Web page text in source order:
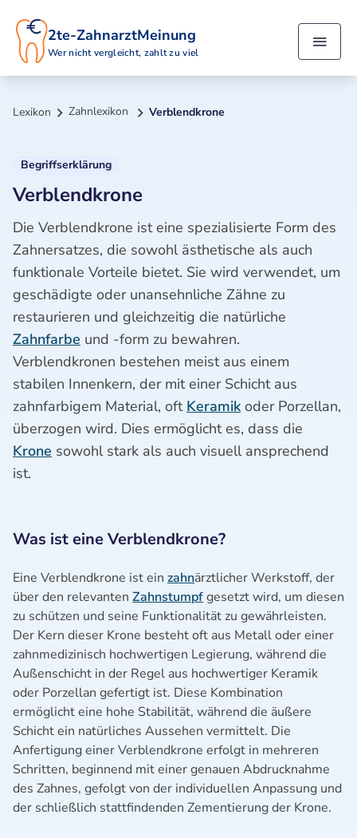
2te-ZahnarztMeinung
Wer nicht vergleicht, zahlt zu viel
Lexikon Zahnlexikon Verblendkrone
Begriffserklärung
Verblendkrone
Die Verblendkrone ist eine spezialisierte Form des
Zahnersatzes, die sowohl ästhetische als auch
funktionale Vorteile bietet. Sie wird verwendet, um
geschädigte oder unansehnliche Zähne zu
restaurieren und gleichzeitig die natürliche
Zahnfarbe und -form zu bewahren.
Verblendkronen bestehen meist aus einem
stabilen Innenkern, der mit einer Schicht aus
zahnfarbigem Material, oft Keramikoder Porzellan,
überzogen wird. Dies ermöglicht es, dass die
Krone sowohl stark als auch visuell ansprechend
ist.
Was ist eine Verblendkrone?
Eine Verblendkrone ist ein zahnärztlicher Werkstoff, der
über den relevanten Zahnstumpfgesetzt wird, um diesen
zu schützen und seine Funktionalität zu gewährleisten.
Der Kern dieser Krone besteht oft aus Metall oder einer
zahnmedizinisch hochwertigen Legierung, während die
Außenschicht in der Regel aus hochwertiger Keramik
oder Porzellan gefertigt ist. Diese Kombination
ermöglicht eine hohe Stabilität, während die äußere
Schicht ein natürliches Aussehen vermittelt. Die
Anfertigung einer Verblendkrone erfolgt in mehreren
Schritten, beginnend mit einer genauen Abdrucknahme
des Zahnes, gefolgt von der individuellen Anpassung und
der schließlich stattfindenden Zementierung der Krone.